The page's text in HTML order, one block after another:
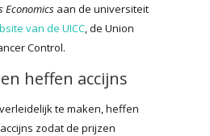
Economics aan de universiteit
van de UICC, de Union
Control.
heffen accijns
te maken, heffen
zodat de prijzen